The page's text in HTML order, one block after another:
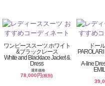
ワンピーススーツ ホワイト
&ブラックレース
White and Blacklace Jacket &
Dress
通常価格
78,000円(税別)
ドー
A-line